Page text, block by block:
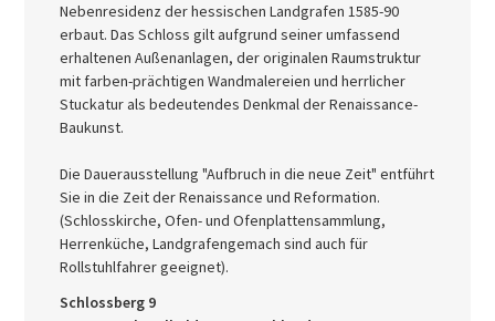
Nebenresidenz der hessischen Landgrafen 1585-90
erbaut. Das Schloss gilt aufgrund seiner umfassend
erhaltenen Außenanlagen, der originalen Raumstruktur
mit farben-prächtigen Wandmalereien und herrlicher
Stuckatur als bedeutendes Denkmal der Renaissance-
Baukunst.
Die Dauerausstellung "Aufbruch in die neue Zeit" entführt
Sie in die Zeit der Renaissance und Reformation.
(Schlosskirche, Ofen- und Ofenplattensammlung,
Herrenküche, Landgrafengemach sind auch für
Rollstuhlfahrer geeignet).
Schlossberg 9